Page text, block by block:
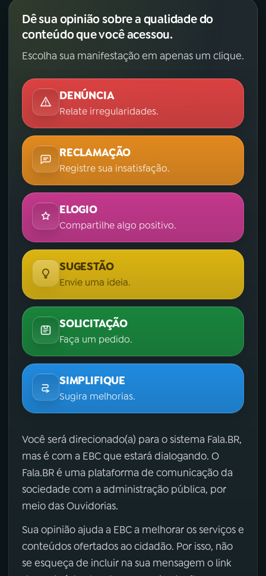
Dê sua opinião sobre a qualidade do
conteúdo que você acessou.
Escolha sua manifestação em apenas um clique.
DENÚNCIA
Relate irregularidades.
RECLAMAÇÃO
Registre sua insatisfação.
ELOGIO
Compartilhe algo positivo.
SUGESTÃO
Envie uma ideia.
SOLICITAÇÃO
Faça um pedido.
SIMPLIFIQUE
Sugira melhorias.
Você será direcionado(a) para o sistema Fala.BR,
mas é com a EBC que estará dialogando. O
Fala.BR é uma plataforma de comunicação da
sociedade com a administração pública, por
meio das Ouvidorias.
Sua opinião ajuda a EBC a melhorar os serviços e
conteúdos ofertados ao cidadão. Por isso, não
se esqueça de incluir na sua mensagem o link